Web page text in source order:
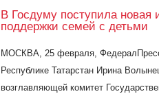
В Госдуму поступила
поддержки семей с детьми
МОСКВА, 25 февраля,
Республике Татарстан Ирина
возглавляющей комитет